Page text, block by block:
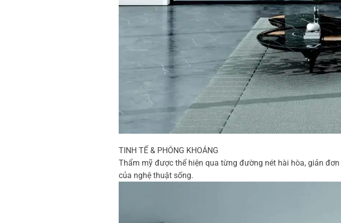
TINH TẾ & PHÓNG KHOÁNG
Thẩm mỹ được thể hiện qua từng đường nét hài hòa, giản
của nghệ thuật sống.